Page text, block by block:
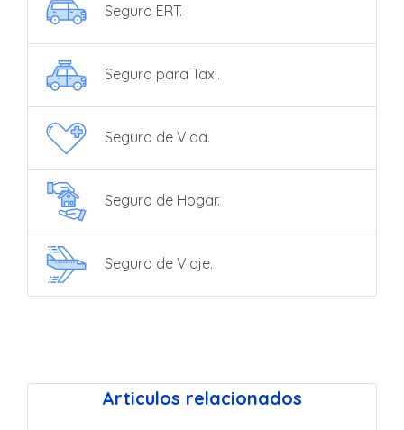
Seguro ERT.
Seguro para Taxi.
Seguro de Vida.
Seguro de Hogar.
Seguro de Viaje.
Articulos relacionados